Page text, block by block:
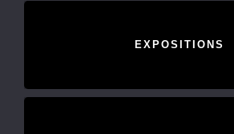
EXPOSITIONS